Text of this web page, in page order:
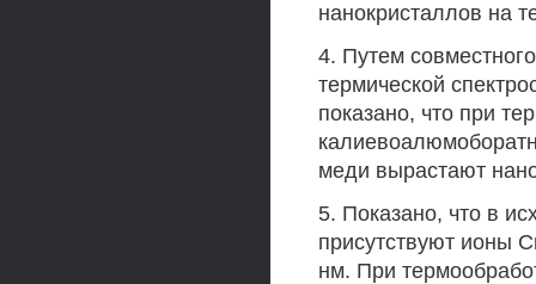
нанокристаллов на
4. Путем
термической
показано, что при
меди вырастают
5. Показано, что в
присутствуют ионы
нм. При